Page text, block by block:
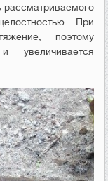
При
поэтому
увеличивается